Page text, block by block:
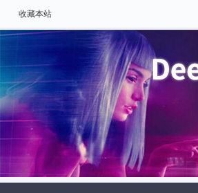
收藏本站